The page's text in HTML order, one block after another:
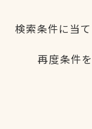
検索条件に当
再度条件